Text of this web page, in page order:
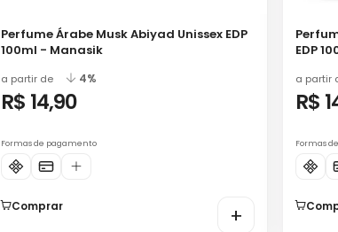
Perfume Árabe Musk Abiyad Unissex EDP
100ml - Manasik
a partir de 4%
R$ 14,90
Formas de pagamento
Comprar +
EDP
a partir
R$
Formas